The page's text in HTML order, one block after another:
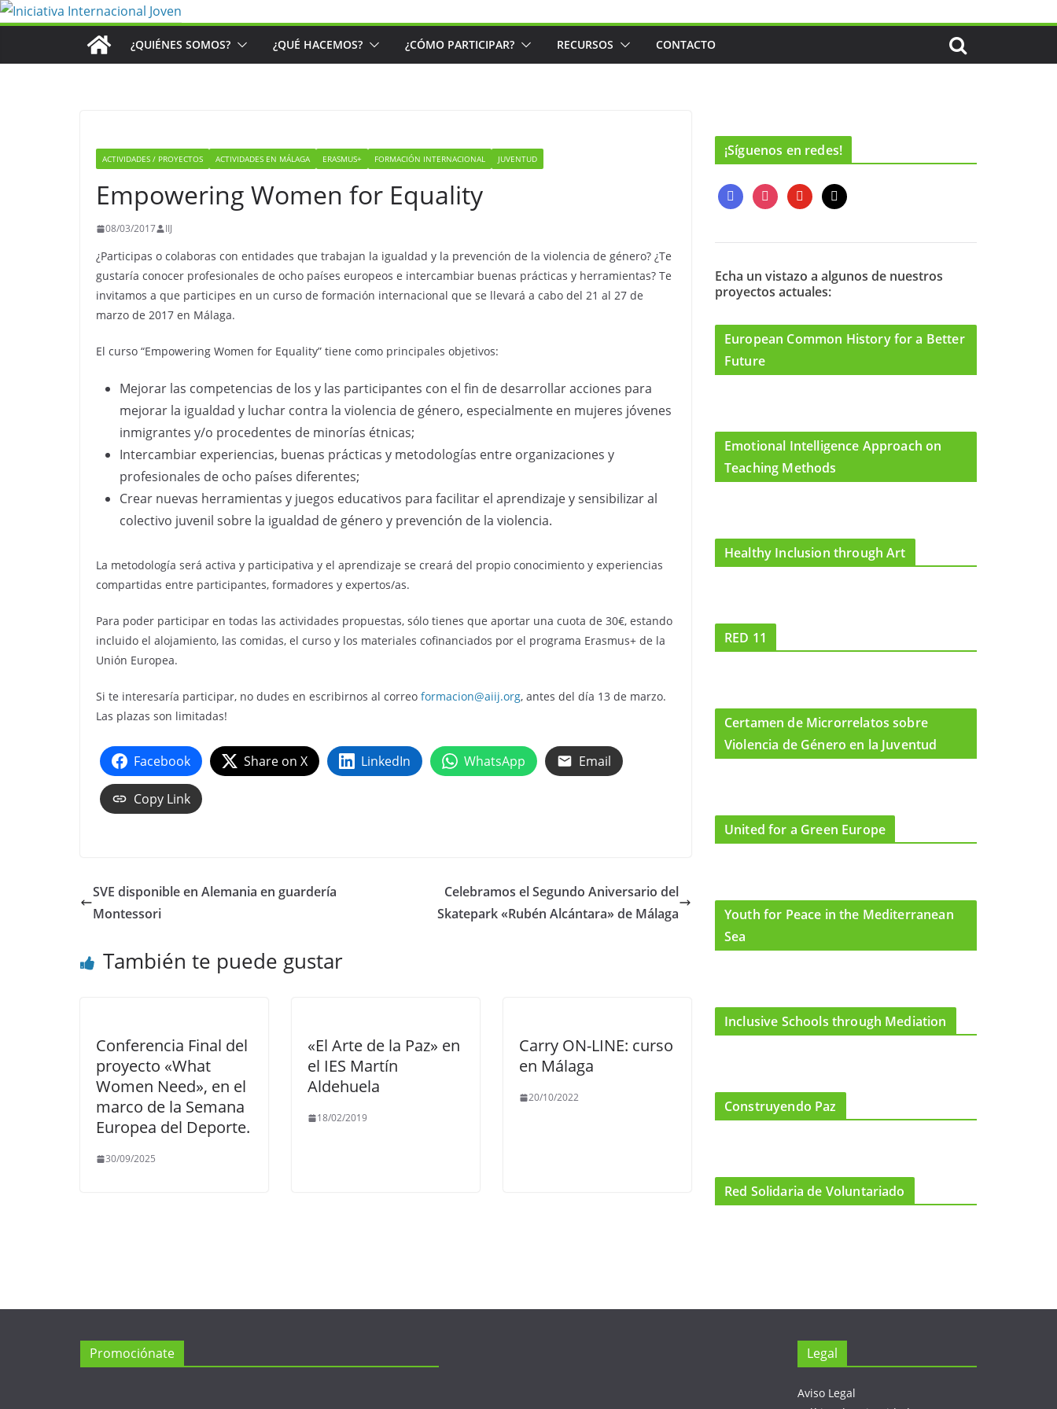
Saltar
¿QUIÉNES SOMOS? ¿QUÉ HACEMOS? ¿CÓMO PARTICIPAR? RECURSOS CONTACTO
ACTIVIDADES / PROYECTOS ACTIVIDADES EN MÁLAGA ERASMUS+ FORMACIÓN INTERNACIONAL JUVENTUD
Empowering Women for Equality
08/03/2017 IIJ
¿Participas o colaboras con entidades que trabajan la igualdad y la prevención de la violencia de género? ¿Te
gustaría conocer profesionales de ocho países europeos e intercambiar buenas prácticas y herramientas? Te
invitamos a que participes en un curso de formación internacional que se llevará a cabo del 21 al 27 de
marzo de 2017 en Málaga.
El curso “Empowering Women for Equality” tiene como principales objetivos:
Mejorar las competencias de los y las participantes con el fin de desarrollar acciones para
mejorar la igualdad y luchar contra la violencia de género, especialmente en mujeres jóvenes
inmigrantes y/o procedentes de minorías étnicas;
Intercambiar experiencias, buenas prácticas y metodologías entre organizaciones y
profesionales de ocho países diferentes;
Crear nuevas herramientas y juegos educativos para facilitar el aprendizaje y sensibilizar al
colectivo juvenil sobre la igualdad de género y prevención de la violencia.
La metodología será activa y participativa y el aprendizaje se creará del propio conocimiento y experiencias
compartidas entre participantes, formadores y expertos/as.
Para poder participar en todas las actividades propuestas, sólo tienes que aportar una cuota de 30€, estando
incluido el alojamiento, las comidas, el curso y los materiales cofinanciados por el programa Erasmus+ de la
Unión Europea.
Si te interesaría participar, no dudes en escribirnos al correo formacion@aiij.org, antes del día 13 de marzo.
Las plazas son limitadas!
Facebook Share on X LinkedIn WhatsApp Email
Copy Link
SVE disponible en Alemania en guardería
Montessori
Celebramos el Segundo Aniversario del
Skatepark «Rubén Alcántara» de Málaga
También te puede gustar
Conferencia Final del
proyecto «What
Women Need», en el
marco de la Semana
Europea del Deporte.
30/09/2025
«El Arte de la Paz» en
el IES Martín
Aldehuela
18/02/2019
Carry ON-LINE: curso
en Málaga
20/10/2022
¡Síguenos en redes!
f
a
e
o
o
i
n
t
g
r
m
y
o
t
b
e
m
a
l
Echa un vistazo a algunos de nuestros
proyectos actuales:
European Common History for a Better
Future
Emotional Intelligence Approach on
Teaching Methods
Healthy Inclusion through Art
RED 11
Certamen de Microrrelatos sobre
Violencia de Género en la Juventud
United for a Green Europe
Youth for Peace in the Mediterranean
Sea
Inclusive Schools through Mediation
Construyendo Paz
Red Solidaria de Voluntariado
Promociónate Legal
Aviso Legal